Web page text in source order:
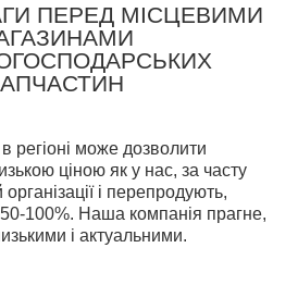
ПЕРЕД МІСЦЕВИМИ
регіоні може дозволити
ціною як у нас, за часту
і перепродують,
50-100%. Наша компанія прагне,
і актуальними.